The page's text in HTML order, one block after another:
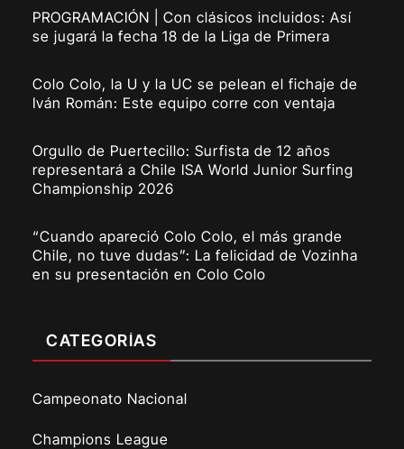
PROGRAMACIÓN | Con clásicos incluidos: Así
se jugará la fecha 18 de la Liga de Primera
Colo Colo, la U y la UC se pelean el fichaje de
Iván Román: Este equipo corre con ventaja
Orgullo de Puertecillo: Surfista de 12 años
representará a Chile ISA World Junior Surfing
Championship 2026
“Cuando apareció Colo Colo, el más grande
Chile, no tuve dudas”: La felicidad de Vozinha
en su presentación en Colo Colo
CATEGORÍAS
Campeonato Nacional
Champions League